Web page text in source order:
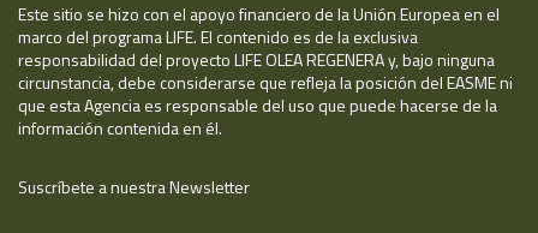
Este sitio se hizo con el apoyo financiero de la Unión Europea en el
marco del programa LIFE. El contenido es de la exclusiva
responsabilidad del proyecto LIFE OLEA REGENERA y, bajo ninguna
circunstancia, debe considerarse que refleja la posición del EASME ni
que esta Agencia es responsable del uso que puede hacerse de la
información contenida en él.
Suscríbete a nuestra Newsletter